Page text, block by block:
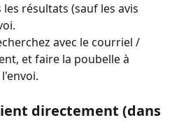
résultats (sauf les avis
avec le courriel /
et faire la poubelle à
directement (dans